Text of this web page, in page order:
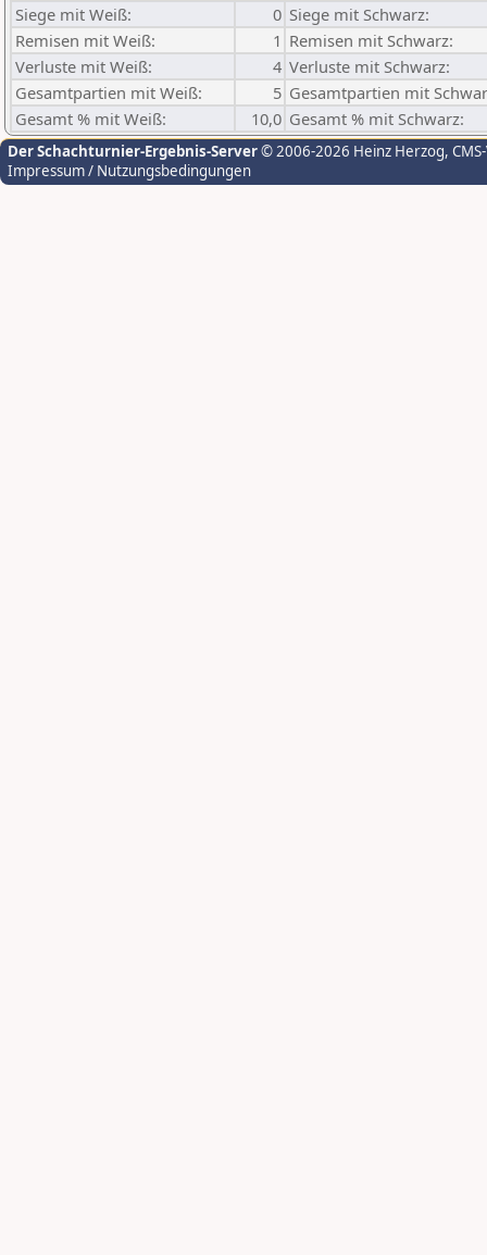
Siege mit Weiß:
0 Siege mit Schwarz:
Remisen mit Weiß:
1 Remisen mit Schwarz:
Verluste mit Weiß:
4 Verluste mit Schwarz:
Gesamtpartien mit Weiß:
5 Gesamtpartien mit
Gesamt % mit Weiß:
10,0 Gesamt % mit Schwarz:
Der Schachturnier-Ergebnis-Server© 2006-2026 Heinz Herzog,
Impressum / Nutzungsbedingungen